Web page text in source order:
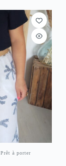
Prêt à porter